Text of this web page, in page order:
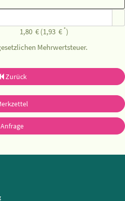
1,80 € (1,93 € *)
Mehrwertsteuer.
Zurück
Anfrage